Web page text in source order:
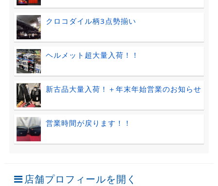
クロコダイル柄3点勢揃い
ヘルメット超大量入荷！！
新古品大量入荷！＋年末年始営業のお知らせ
営業時間が戻ります！！
店舗プロフィールを開く